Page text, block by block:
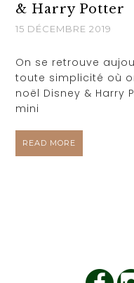
& Harry Potter
15 DÉCEMBRE 2019
On se retrouve
toute simplicité où
noël Disney & Harry
mini
READ MORE